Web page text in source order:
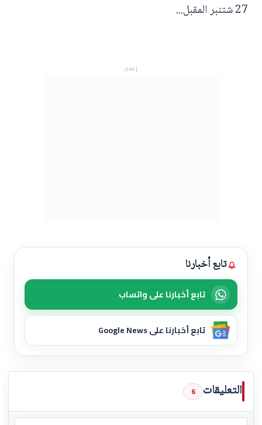
27 شتنبر المقبل...
إعلان
تابع أخبارنا
تابع أخبارنا على واتساب
تابع أخبارنا على Google News
التعليقات 6